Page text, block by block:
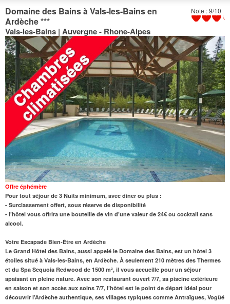
Note : 9/10
Domaine des Bains à Vals-les-Bains en
Ardèche***
Vals-les-Bains | Auvergne - Rhone-Alpes
Offre éphémère
Pour tout séjour de 3 Nuits minimum, avec diner ou plus :
- Surclassement offert, sous réserve de disponibilité
- l’hôtel vous offrira une bouteille de vin d’une valeur de 24€ ou cocktail sans
alcool.
Votre Escapade Bien-Être en Ardèche
Le Grand Hôtel des Bains, aussi appelé le Domaine des Bains, est un hôtel 3
étoiles situé à Vals-les-Bains, en Ardèche. À seulement 210 mètres des Thermes
et du Spa Sequoia Redwood de 1500 m², il vous accueille pour un séjour
apaisant en pleine nature. Avec son restaurant ouvert 7/7, sa piscine extérieure
en saison et son accès aux soins 7/7, l’hôtel est le point de départ idéal pour
découvrir l’Ardèche authentique, ses villages typiques comme Antraïgues, Vogüé